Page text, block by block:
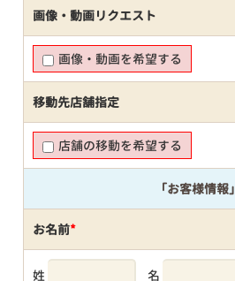
画像・動画リクエスト
画像・動画を希望する
移動先店舗指定
店舗の移動を希望する
「お客様情報」
お名前*
姓 名